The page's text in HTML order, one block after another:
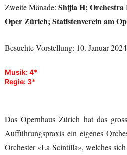
Zweite Mänade: Shijia H;Orchestra
Oper Zürich;Statistenverein am
Besuchte Vorstellung: 10. Januar
Musik: 4*
Regie: 3*
Das Opernhaus Zürich hat das
Aufführungspraxis ein eigenes
Orchester «La Scintilla», welches